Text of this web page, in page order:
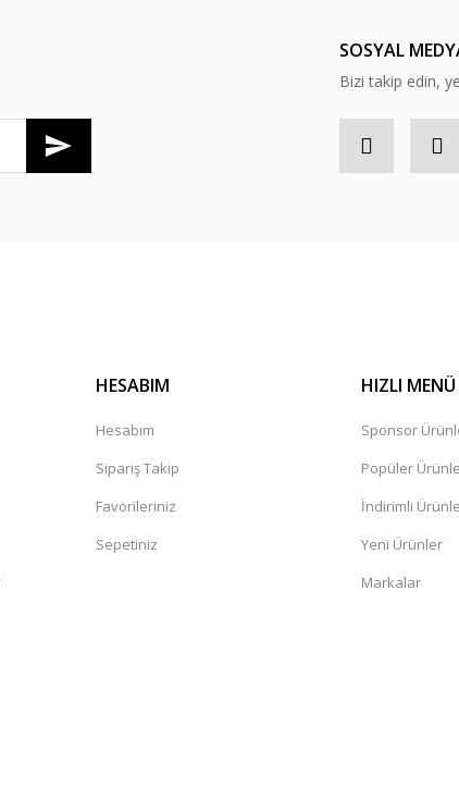
SOSYAL
Bizi takip edin,
HESABIM
Hesabım
Sipariş Takip
Favorileriniz
Sepetiniz
HIZLI MENÜ
Sponsor
Popüler
İndirimli
Yeni Ürünler
Markalar